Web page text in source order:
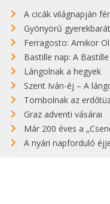
A cicák világnapján
Gyönyörű gyerekbarát
Ferragosto: Amikor
Bastille nap: A Bastille
Lángolnak a hegyek
Szent Iván-éj – A
Tombolnak az
Graz adventi vásárai
Már 200 éves a
A nyári napforduló éjjelén